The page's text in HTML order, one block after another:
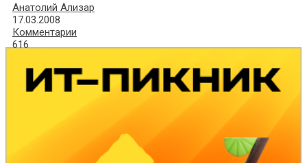
Анатолий Ализар
17.03.2008
Комментарии
616